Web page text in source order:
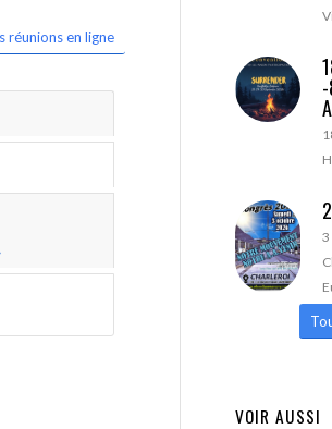
réunions en ligne
3
VOIR AUSSI